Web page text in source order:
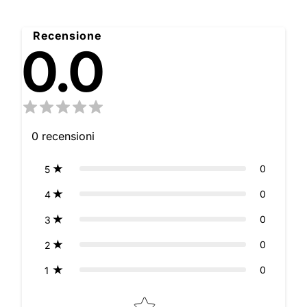
Recensione
0.0
0 recensioni
5 0
4 0
3 0
2 0
1 0
Star rating